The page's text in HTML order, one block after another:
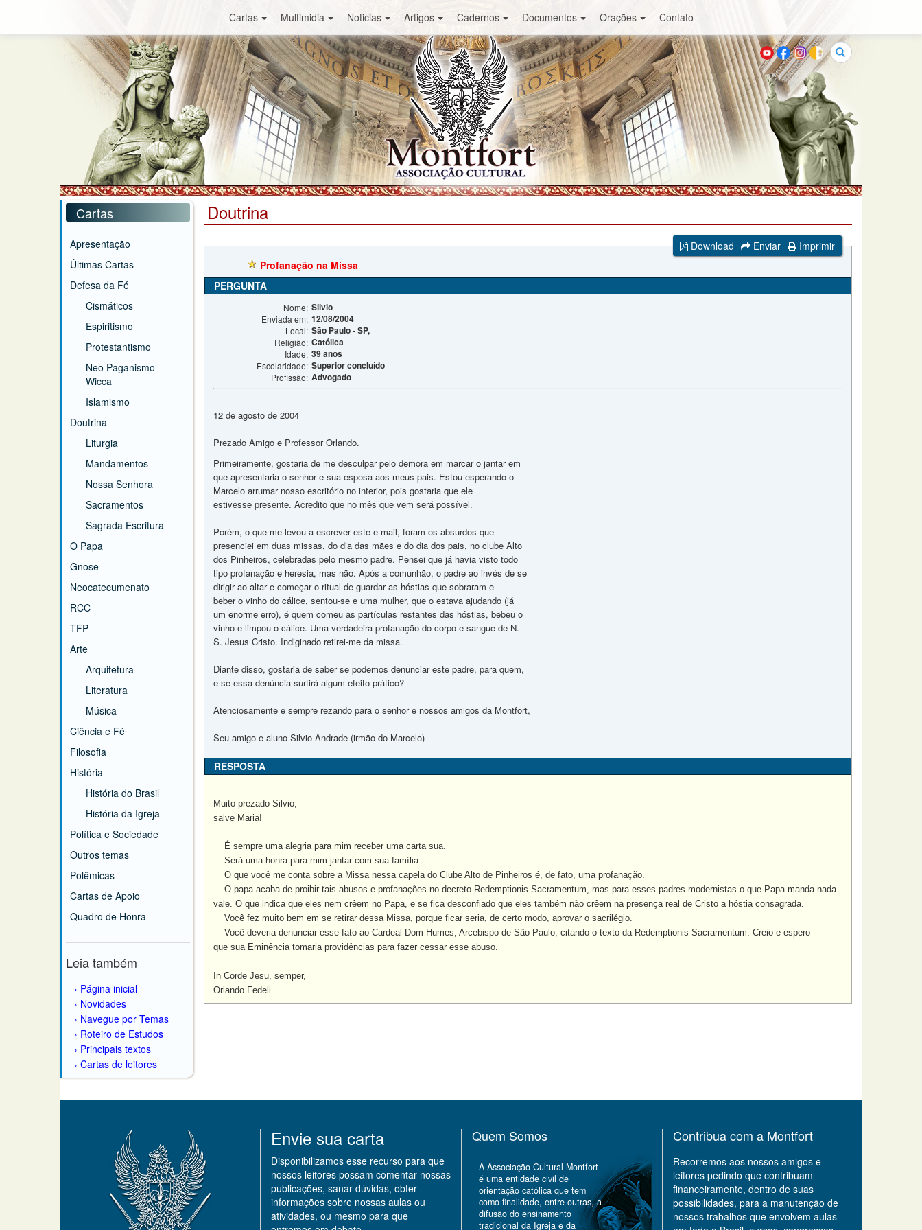
Cartas Multimidia Noticias Artigos Cadernos Documentos Orações Contato
Buscar
Cartas
Apresentação
Últimas Cartas
Defesa da Fé
Cismáticos
Espiritismo
Protestantismo
Neo Paganismo -
Wicca
Islamismo
Doutrina
Liturgia
Mandamentos
Nossa Senhora
Sacramentos
Sagrada Escritura
O Papa
Gnose
Neocatecumenato
RCC
TFP
Arte
Arquitetura
Literatura
Música
Ciência e Fé
Filosofia
História
História do Brasil
História da Igreja
Política e Sociedade
Outros temas
Polêmicas
Cartas de Apoio
Quadro de Honra
Leia também
Página inicial
Novidades
Navegue por Temas
Roteiro de Estudos
Principais textos
Cartas de leitores
Doutrina
Download Enviar
Imprimir
Profanação na Missa
PERGUNTA
Nome: Silvio
Enviada em: 12/08/2004
Local: São Paulo - SP,
Religião: Católica
Idade: 39 anos
Escolaridade: Superior concluído
Profissão: Advogado
12 de agosto de 2004
Prezado Amigo e Professor Orlando.
Primeiramente, gostaria de me desculpar pelo demora em marcar o jantar em
que apresentaria o senhor e sua esposa aos meus pais. Estou esperando o
Marcelo arrumar nosso escritório no interior, pois gostaria que ele
estivesse presente. Acredito que no mês que vem será possível.
Porém, o que me levou a escrever este e-mail, foram os absurdos que
presenciei em duas missas, do dia das mães e do dia dos pais, no clube Alto
dos Pinheiros, celebradas pelo mesmo padre. Pensei que já havia visto todo
tipo profanação e heresia, mas não. Após a comunhão, o padre ao invés de se
dirigir ao altar e começar o ritual de guardar as hóstias que sobraram e
beber o vinho do cálice, sentou-se e uma mulher, que o estava ajudando (já
um enorme erro), é quem comeu as partículas restantes das hóstias, bebeu o
vinho e limpou o cálice. Uma verdadeira profanação do corpo e sangue de N.
S. Jesus Cristo. Indiginado retirei-me da missa.
Diante disso, gostaria de saber se podemos denunciar este padre, para quem,
e se essa denúncia surtirá algum efeito prático?
Atenciosamente e sempre rezando para o senhor e nossos amigos da Montfort,
Seu amigo e aluno Silvio Andrade (irmão do Marcelo)
RESPOSTA
Muito prezado Silvio,
salve Maria!
É sempre uma alegria para mim receber uma carta sua.
Será uma honra para mim jantar com sua família.
O que você me conta sobre a Missa nessa capela do Clube Alto de Pinheiros é, de fato, uma profanação.
O papa acaba de proibir tais abusos e profanações no decreto Redemptionis Sacramentum, mas para esses padres modernistas o que Papa manda nada
vale. O que indica que eles nem crêem no Papa, e se fica desconfiado que eles também não crêem na presença real de Cristo a hóstia consagrada.
Você fez muito bem em se retirar dessa Missa, porque ficar seria, de certo modo, aprovar o sacrilégio.
Você deveria denunciar esse fato ao Cardeal Dom Humes, Arcebispo de São Paulo, citando o texto da Redemptionis Sacramentum. Creio e espero
que sua Eminência tomaria providências para fazer cessar esse abuso.
In Corde Jesu, semper,
Orlando Fedeli.
Envie sua carta
Disponibilizamos esse recurso para que
nossos leitores possam comentar nossas
publicações, sanar dúvidas, obter
informações sobre nossas aulas ou
atividades, ou mesmo para que
Quem Somos
A Associação Cultural Montfort
é uma entidade civil de
orientação católica que tem
como finalidade, entre outras, a
difusão do ensinamento
tradicional da Igreja e da
Contribua com a Montfort
Recorremos aos nossos amigos e
leitores pedindo que contribuam
financeiramente, dentro de suas
possibilidades, para a manutenção de
nossos trabalhos que envolvem aulas